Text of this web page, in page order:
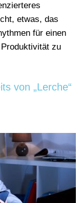
etwas, das
für einen
zu
von „Lerche“